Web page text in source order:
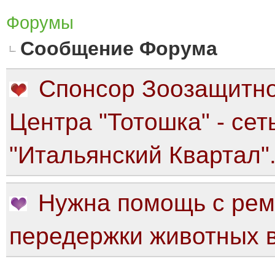
Форумы
Сообщение Форума
Спонсор
Центра "Тотошка" -
"Итальянский
Нужна помощь с
передержки животных